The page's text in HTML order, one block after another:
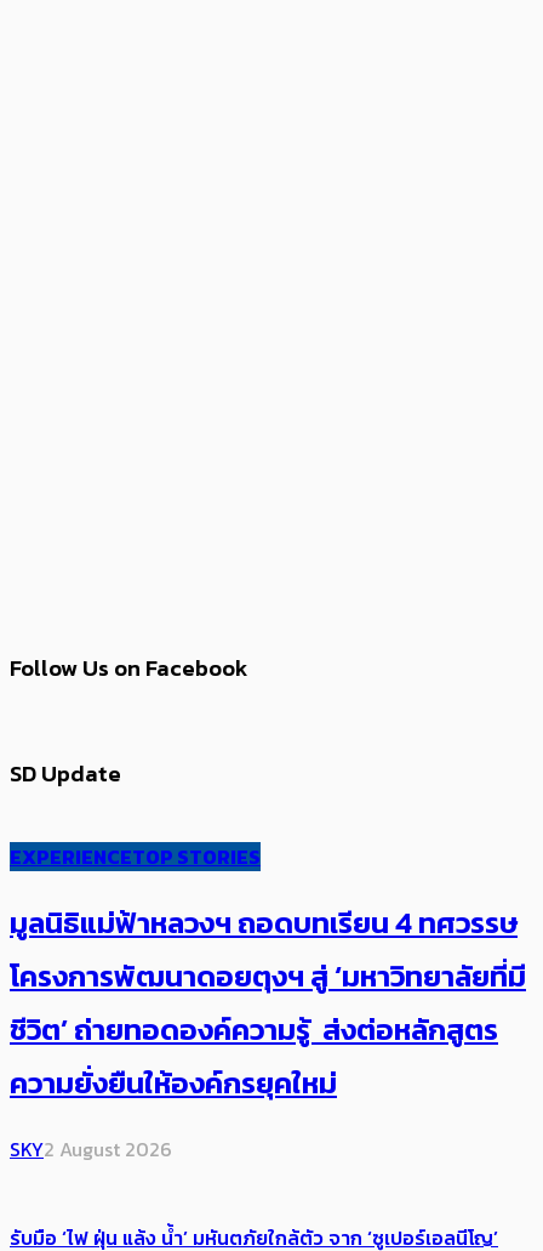
Follow Us on Facebook
SD Update
EXPERIENCETOP STORIES
มูลนิธิแม่ฟ้าหลวงฯ ถอดบทเรียน 4 ทศวรรษ
โครงการพัฒนาดอยตุงฯ สู่ ‘มหาวิทยาลัยที่มี
ชีวิต’ ถ่ายทอดองค์ความรู้ ส่งต่อหลักสูตร
ความยั่งยืนให้องค์กรยุคใหม่
SKY2 August 2026
รับมือ ‘ไฟ ฝุ่น แล้ง น้ำ’ มหันตภัยใกล้ตัว จาก ‘ซูเปอร์เอลนีโญ’